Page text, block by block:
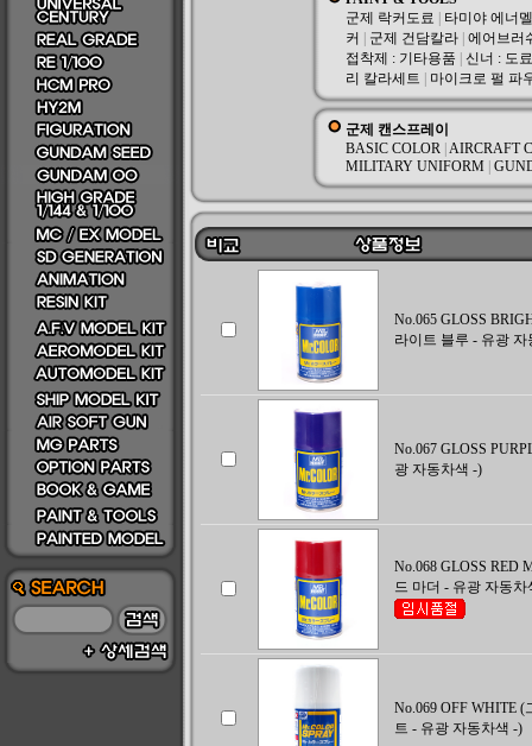
군제 락커도료
타미야 에너멜
커
군제 건담칼라
에어브러
접착제 : 기타용품
신너 : 도
리 칼라세트
마이크로 펄 파
군제 캔스프레이
BASIC COLOR AIRCRAFT
MILITARY UNIFORM
No.065 GLOSS
라이트 블루 - 유광 자
No.067 GLOSS
광 자동차색 -)
No.068 GLOSS RED
드 마더 - 유광 자동차
No.069 OFF WHITE (
트 - 유광 자동차색 -)